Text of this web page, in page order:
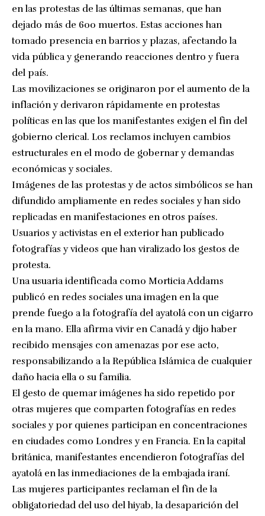
en las protestas de las últimas semanas, que han
dejado más de 600 muertos. Estas acciones han
tomado presencia en barrios y plazas, afectando la
vida pública y generando reacciones dentro y fuera
del país.
Las movilizaciones se originaron por el aumento de la
inflación y derivaron rápidamente en protestas
políticas en las que los manifestantes exigen el fin del
gobierno clerical. Los reclamos incluyen cambios
estructurales en el modo de gobernar y demandas
económicas y sociales.
Imágenes de las protestas y de actos simbólicos se han
difundido ampliamente en redes sociales y han sido
replicadas en manifestaciones en otros países.
Usuarios y activistas en el exterior han publicado
fotografías y videos que han viralizado los gestos de
protesta.
Una usuaria identificada como Morticia Addams
publicó en redes sociales una imagen en la que
prende fuego a la fotografía del ayatolá con un cigarro
en la mano. Ella afirma vivir en Canadá y dijo haber
recibido mensajes con amenazas por ese acto,
responsabilizando a la República Islámica de cualquier
daño hacia ella o su familia.
El gesto de quemar imágenes ha sido repetido por
otras mujeres que comparten fotografías en redes
sociales y por quienes participan en concentraciones
en ciudades como Londres y en Francia. En la capital
británica, manifestantes encendieron fotografías del
ayatolá en las inmediaciones de la embajada iraní.
Las mujeres participantes reclaman el fin de la
obligatoriedad del uso del hiyab, la desaparición del